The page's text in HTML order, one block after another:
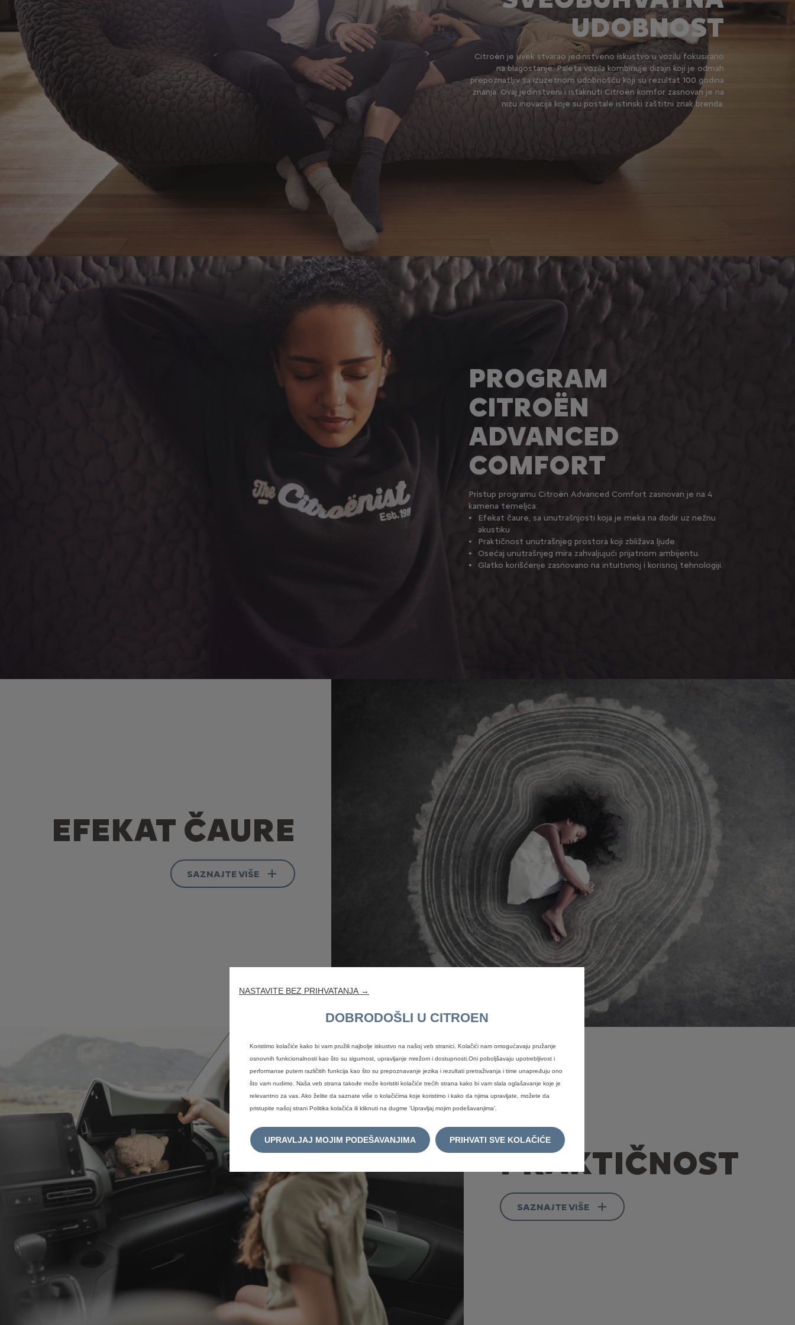
UDOBNOST
Citroën je uvek stvarao jedinstveno iskustvo u vozilu fokusirano
na blagostanje. Paleta vozila kombinuje dizajn koji je odmah
prepoznatljiv sa izuzetnom udobnošću koji su rezultat 100 godina
znanja. Ovaj jedinstveni i istaknuti Citroën komfor zasnovan je na
nizu inovacija koje su postale istinski zaštitni znak brenda.
PROGRAM
CITROËN
ADVANCED
COMFORT
Pristup programu Citroën Advanced Comfort zasnovan je na 4
kamena temeljca:
Efekat čaure, sa unutrašnjosti koja je meka na dodir uz nežnu
akustiku
Praktičnost unutrašnjeg prostora koji zbližava ljude.
Osećaj unutrašnjeg mira zahvaljujući prijatnom ambijentu.
Glatko korišćenje zasnovano na intuitivnoj i korisnoj tehnologiji.
EFEKAT ČAURE
SAZNAJTE VIŠE
PRAKTIČNOST
SAZNAJTE VIŠE
NASTAVITE BEZ PRIHVATANJA →
DOBRODOŠLI U CITROEN
Koristimo kolačiće kako bi vam pružili najbolje iskustvo na našoj veb stranici. Kolačići nam omogućavaju pružanje
osnovnih funkcionalnosti kao što su sigurnost, upravljanje mrežom i dostupnosti.Oni poboljšavaju upotrebljivost i
performanse putem različitih funkcija kao što su prepoznavanje jezika i rezultati pretraživanja i time unapređuju ono
što vam nudimo. Naša veb strana takođe može koristiti kolačiće trećih strana kako bi vam slala oglašavanje koje je
relevantno za vas. Ako želite da saznate više o kolačićima koje koristimo i kako da njima upravljate, možete da
pristupite našoj strani Politika kolačića ili kliknuti na dugme 'Upravljaj mojim podešavanjima'.
UPRAVLJAJ MOJIM PODEŠAVANJIMA PRIHVATI SVE KOLAČIĆE